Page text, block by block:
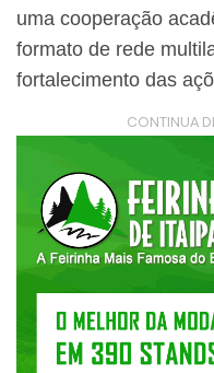
uma cooperação
formato de rede
fortalecimento das
CONTINUA